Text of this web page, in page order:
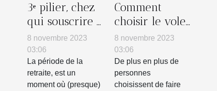
3ᵉ pilier, chez
qui souscrire :
la banque
8 novembre 2023
03:06
La période de la
retraite, est un
moment où (presque)
Comment
choisir le volet
roulant le plus
adapté à votre
maison ?
8 novembre 2023
03:06
De plus en plus de
personnes
choisissent de faire